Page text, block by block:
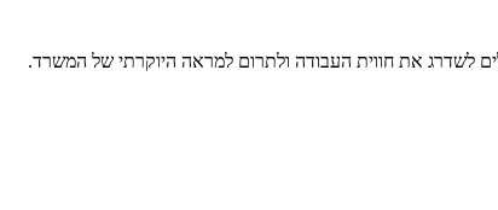
לשדרג את חווית העבודה ולתרום למראה היוקרתי של המשרד.